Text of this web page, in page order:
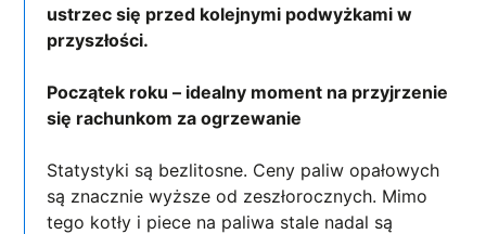
ustrzec się przed kolejnymi podwyżkami w
przyszłości.
Początek roku – idealny moment na przyjrzenie
się rachunkom za ogrzewanie
Statystyki są bezlitosne. Ceny paliw opałowych
są znacznie wyższe od zeszłorocznych. Mimo
tego kotły i piece na paliwa stale nadal są